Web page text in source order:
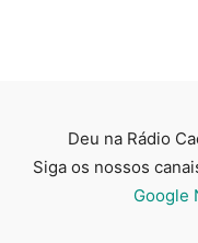
Deu na Rádio
Siga os nossos
Google